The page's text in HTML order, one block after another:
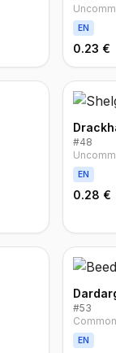
EN
0.23 €
#48
EN
0.28 €
#53
Common
EN